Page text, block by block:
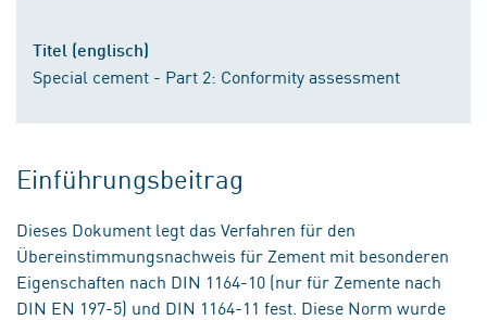
Titel (englisch)
Special cement - Part 2: Conformity assessment
Einführungsbeitrag
Dieses Dokument legt das Verfahren für den
Übereinstimmungsnachweis für Zement mit besonderen
Eigenschaften nach DIN 1164-10 (nur für Zemente nach
DIN EN 197-5) und DIN 1164-11 fest. Diese Norm wurde